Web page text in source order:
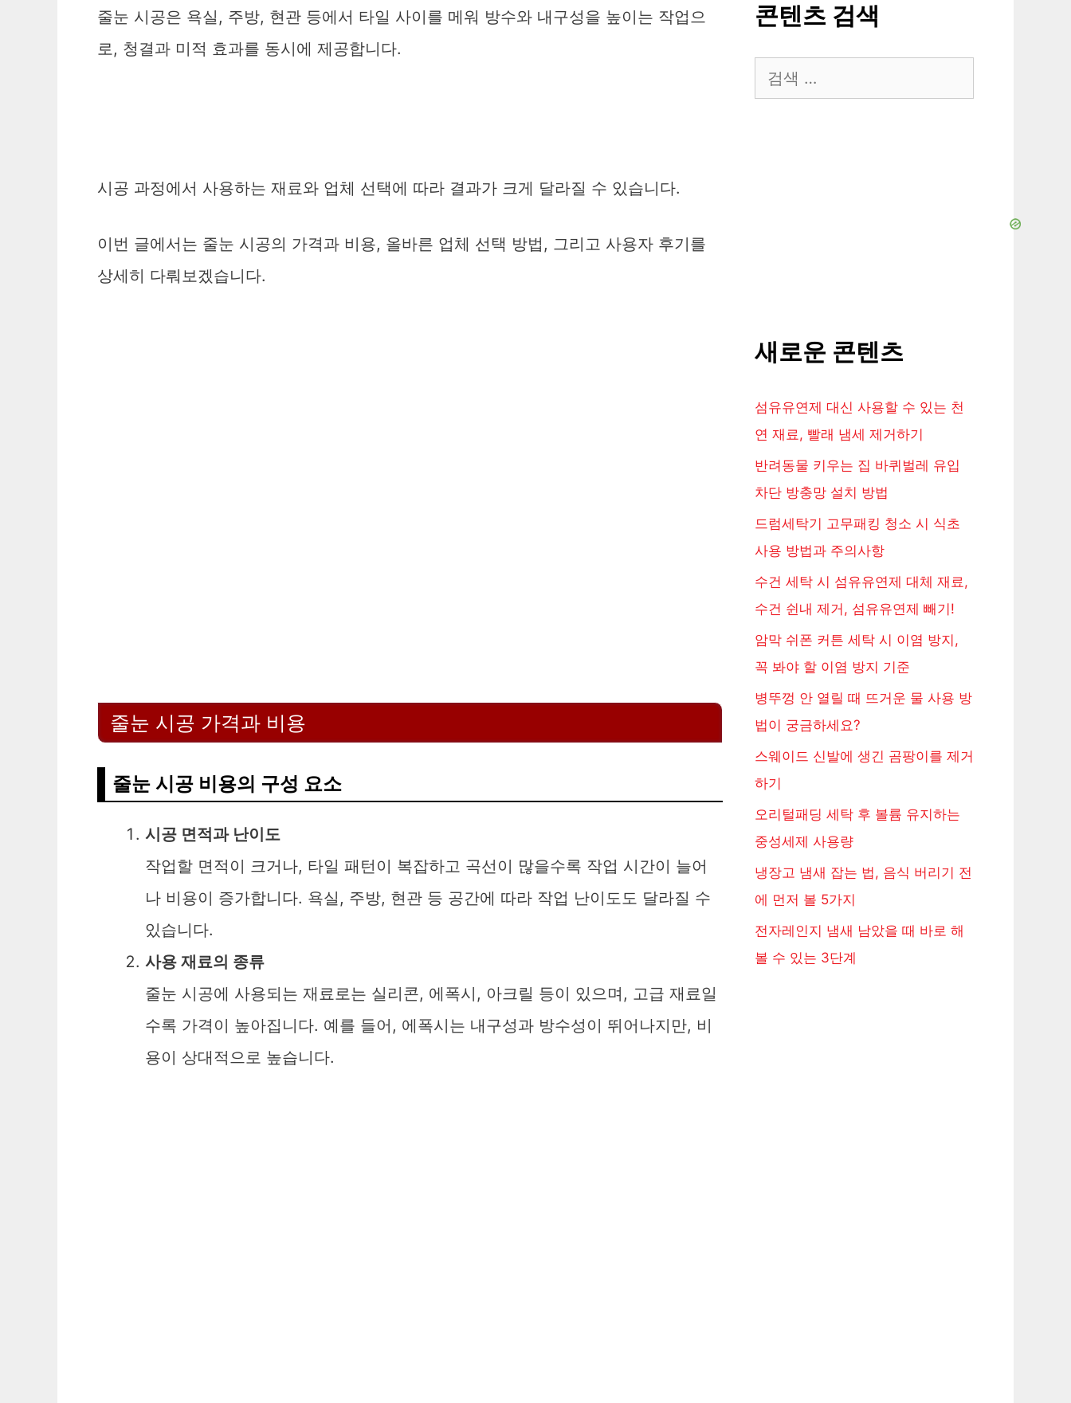
줄눈 시공은 욕실, 주방, 현관 등에서 타일 사이를 메워 방수와 내구성을 높이는 작업으
로, 청결과 미적 효과를 동시에 제공합니다.
시공 과정에서 사용하는 재료와 업체 선택에 따라 결과가 크게 달라질 수 있습니다.
이번 글에서는 줄눈 시공의 가격과 비용, 올바른 업체 선택 방법, 그리고 사용자 후기를
상세히 다뤄보겠습니다.
줄눈 시공 가격과 비용
줄눈 시공 비용의 구성 요소
시공 면적과 난이도
작업할 면적이 크거나, 타일 패턴이 복잡하고 곡선이 많을수록 작업 시간이 늘어
나 비용이 증가합니다. 욕실, 주방, 현관 등 공간에 따라 작업 난이도도 달라질 수
있습니다.
사용 재료의 종류
줄눈 시공에 사용되는 재료로는 실리콘, 에폭시, 아크릴 등이 있으며, 고급 재료일
수록 가격이 높아집니다. 예를 들어, 에폭시는 내구성과 방수성이 뛰어나지만, 비
용이 상대적으로 높습니다.
콘텐츠 검색
색:
새로운 콘텐츠
섬유유연제 대신 사용할 수 있는 천
연 재료, 빨래 냄세 제거하기
반려동물 키우는 집 바퀴벌레 유입
차단 방충망 설치 방법
드럼세탁기 고무패킹 청소 시 식초
사용 방법과 주의사항
수건 세탁 시 섬유유연제 대체 재료,
수건 쉰내 제거, 섬유유연제 빼기!
암막 쉬폰 커튼 세탁 시 이염 방지,
꼭 봐야 할 이염 방지 기준
병뚜껑 안 열릴 때 뜨거운 물 사용 방
법이 궁금하세요?
스웨이드 신발에 생긴 곰팡이를 제거
하기
오리털패딩 세탁 후 볼륨 유지하는
중성세제 사용량
냉장고 냄새 잡는 법, 음식 버리기 전
에 먼저 볼 5가지
전자레인지 냄새 남았을 때 바로 해
볼 수 있는 3단계